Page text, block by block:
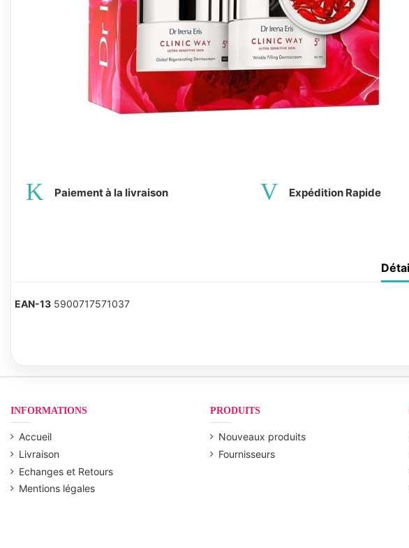
Paiement à la livraison Expédition Rapide
EAN-13 5900717571037
INFORMATIONS
Accueil
Livraison
Echanges et Retours
Mentions légales
PRODUITS
Nouveaux produits
Fournisseurs